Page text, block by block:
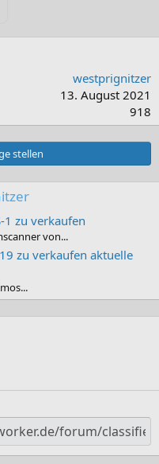
westprignitzer
13. August 2021
918
stellen
1 zu verkaufen
von...
zu verkaufen aktuelle